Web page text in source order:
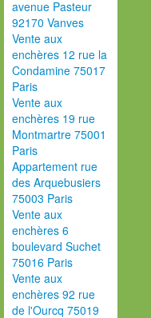
avenue Pasteur
92170 Vanves
Vente aux
enchères 12 rue la
Condamine 75017
Paris
Vente aux
enchères 19 rue
Montmartre 75001
Paris
Appartement rue
des Arquebusiers
75003 Paris
Vente aux
enchères 6
boulevard Suchet
75016 Paris
Vente aux
enchères 92 rue
de l'Ourcq 75019